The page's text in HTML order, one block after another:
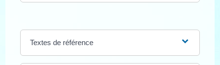
Textes de référence